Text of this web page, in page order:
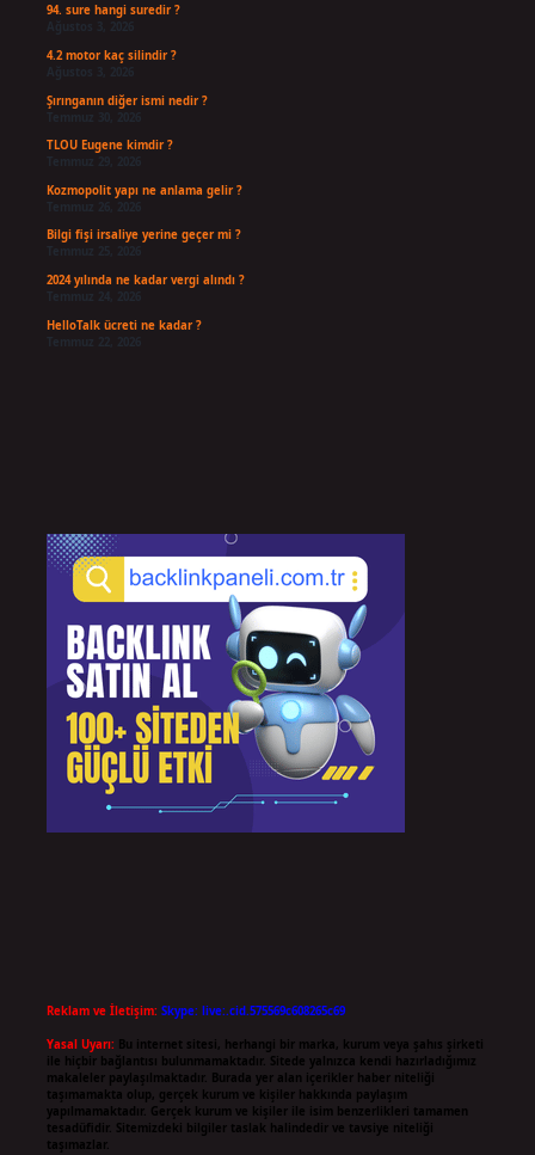
94. sure hangi suredir ?
Ağustos 3, 2026
4.2 motor kaç silindir ?
Ağustos 3, 2026
Şırınganın diğer ismi nedir ?
TLOU Eugene kimdir ?
Temmuz 29, 2026
Kozmopolit yapı ne anlama gelir ?
Bilgi fişi irsaliye yerine geçer mi ?
Temmuz 25, 2026
2024 yılında ne kadar vergi alındı ?
HelloTalk ücreti ne kadar ?
Reklam ve İletişim: Skype: live:.cid.575569c608265c69
Yasal Uyarı: Bu internet sitesi, herhangi bir marka, kurum veya şahıs şirketi
ile hiçbir bağlantısı bulunmamaktadır. Sitede yalnızca kendi hazırladığımız
makaleler paylaşılmaktadır. Burada yer alan içerikler haber niteliği
taşımamakta olup, gerçek kurum ve kişiler hakkında paylaşım
yapılmamaktadır. Gerçek kurum ve kişiler ile isim benzerlikleri tamamen
tesadüfidir. Sitemizdeki bilgiler taslak halindedir ve tavsiye niteliği
taşımazlar.